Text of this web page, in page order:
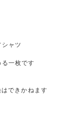
ャツ
一枚です
できかねます